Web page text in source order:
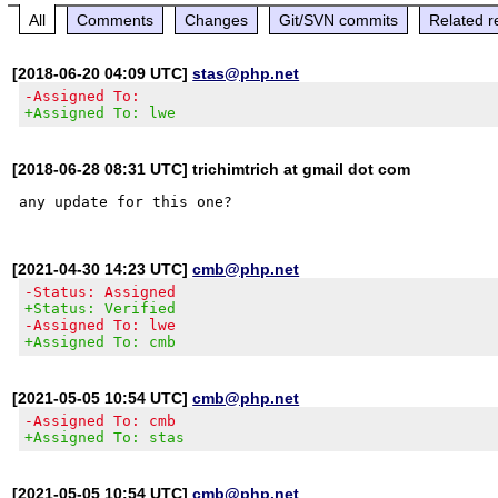
All Comments Changes Git/SVN commits Related
[2018-06-20 04:09 UTC]stas@php.net
-Assigned To:
+Assigned To: lwe
[2018-06-28 08:31 UTC] trichimtrich at gmail dot com
[2021-04-30 14:23 UTC]cmb@php.net
-Status: Assigned
+Status: Verified
-Assigned To: lwe
+Assigned To: cmb
[2021-05-05 10:54 UTC]cmb@php.net
-Assigned To: cmb
+Assigned To: stas
[2021-05-05 10:54 UTC]cmb@php.net